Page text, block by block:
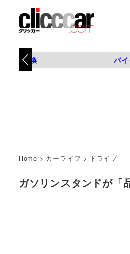
タイヤ交換 バ
Home > カーライフ > ドライブ
ガソリンスタンドが「